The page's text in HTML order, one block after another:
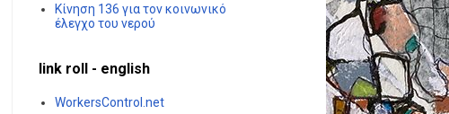
Κίνηση 136 για τον κοινωνικό
έλεγχο του νερού
link roll - english
WorkersControl.net